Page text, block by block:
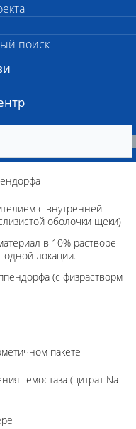
поиск свертывания
сухая пробирка
с внутренней
оболочки щеки)
в 10% растворе
локации.
(с физрастворм
пакете
гемостаза (цитрат Na